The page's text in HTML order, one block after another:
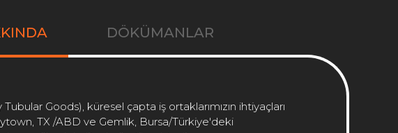
DÖKÜMANLAR
Goods), küresel çapta iş ortaklarımızın ihtiyaçları
TX /ABD ve Gemlik, Bursa/Türkiye'deki